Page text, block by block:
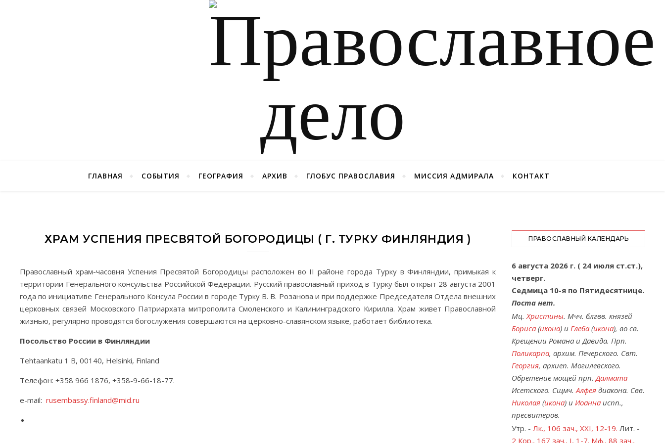
ГЛАВНАЯ СОБЫТИЯ ГЕОГРАФИЯ АРХИВ ГЛОБУС ПРАВОСЛАВИЯ МИССИЯ АДМИРАЛА КОНТАКТ
ХРАМ УСПЕНИЯ ПРЕСВЯТОЙ БОГОРОДИЦЫ ( Г. ТУРКУ ФИНЛЯНДИЯ )
Православный храм-часовня Успения Пресвятой Богородицы расположен во II районе города Турку в Финляндии, примыкая к
территории Генерального консульства Российской Федерации. Русский православный приход в Турку был открыт 28 августа 2001
года по инициативе Генерального Консула России в городе Турку В. В. Розанова и при поддержке Председателя Отдела внешних
церковных связей Московского Патриархата митрополита Смоленского и Калининградского Кирилла. Храм живет Православной
жизнью, регулярно проводятся богослужения совершаются на церковно-славянском языке, работает библиотека.
Посольство России в Финляндии
Tehtaankatu 1 B, 00140, Helsinki, Finland
Телефон: +358 966 1876, +358-9-66-18-77.
e-mail: rusembassy.finland@mid.ru
ПРАВОСЛАВНЫЙ КАЛЕНДАРЬ
6 августа 2026 г. ( 24 июля ст.ст.),
четверг.
Седмица 10-я по Пятидесятнице.
Поста нет.
Мц.Христины. Мчч. блгвв. князей
Бориса (икона) и Глеба (икона), во св.
Крещении Романа и Давида. Прп.
Поликарпа, архим. Печерского. Свт.
Георгия, архиеп. Могилевского.
Обретение мощей прп.Далмата
Исетского. Сщмч.Алфея диакона. Свв.
Николая (икона) и Иоанна испп.,
пресвитеров.
Утр. - Лк., 106 зач., XXI, 12-19. Лит. -
2 Кор., 167 зач., I, 1-7. Мф., 88 зач.,